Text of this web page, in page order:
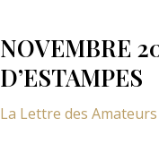
NOVEMBRE
D’ESTAMPES
La Lettre des